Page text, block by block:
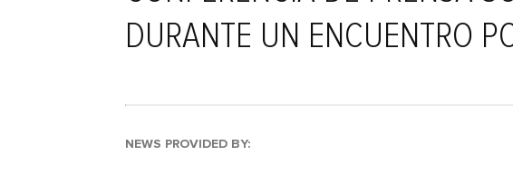
DURANTE UN ENCUENTRO
NEWS PROVIDED BY: